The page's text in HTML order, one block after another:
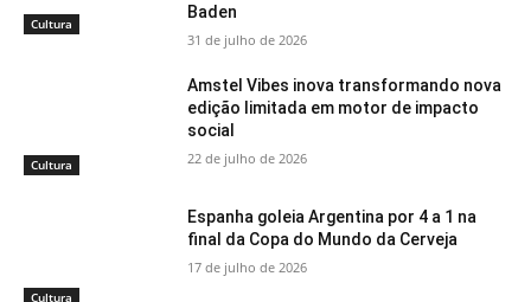
Cultura
Baden
31 de julho de 2026
Cultura
Amstel Vibes inova transformando nova
edição limitada em motor de impacto
social
22 de julho de 2026
Cultura
Espanha goleia Argentina por 4 a 1 na
final da Copa do Mundo da Cerveja
17 de julho de 2026